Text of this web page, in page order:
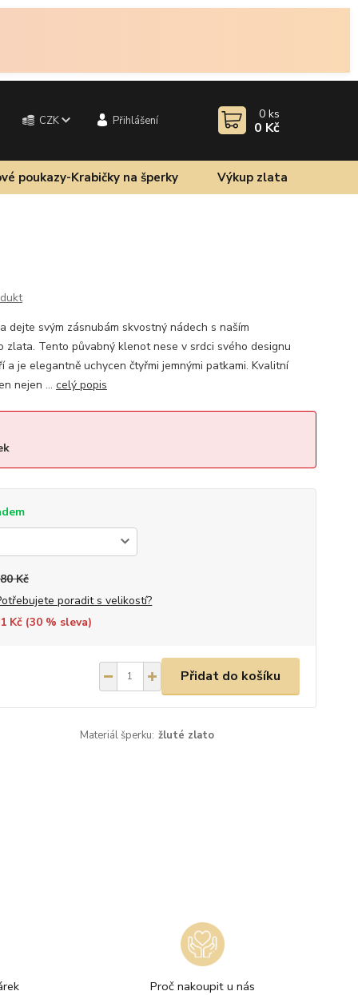
CZK Přihlášení 0 ks
0 Kč
poukazy-Krabičky na šperky Výkup zlata
dejte svým zásnubám skvostný nádech s naším
zlata. Tento půvabný klenot nese v srdci svého designu
a je elegantně uchycen čtyřmi jemnými patkami. Kvalitní
nejen ... celý popis
Kč
poradit s velikostí?
Kč (30% sleva)
Přidat do košíku
Materiál šperku: žluté zlato
Proč nakoupit u nás